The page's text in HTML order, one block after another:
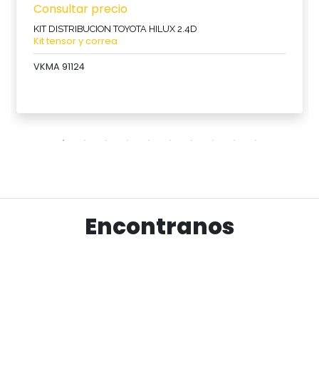
Consultar precio
KIT DISTRIBUCION TOYOTA HILUX 2.4D
Kit tensor y correa
VKMA 91124
Ver producto
Encontranos